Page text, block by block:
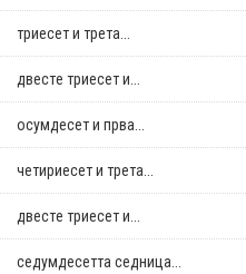
триесет и трета...
двестe триесет и...
осумдесет и прва...
четириесет и трета...
двестe триесет и...
седумдесетта седница...